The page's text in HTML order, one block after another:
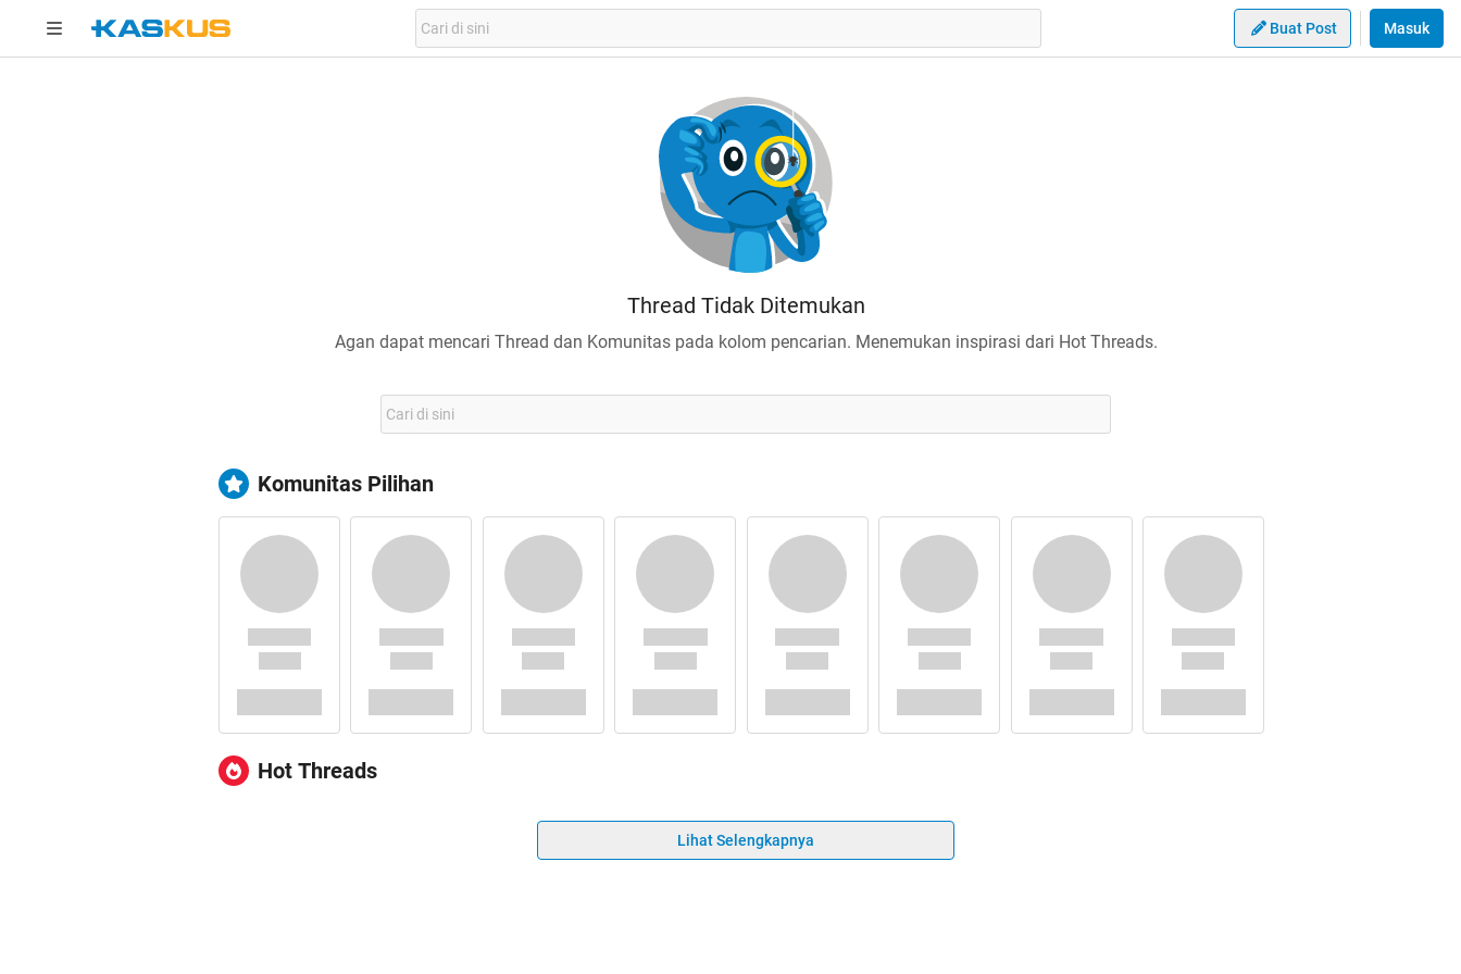
Buat Post Masuk
Thread Tidak Ditemukan
Agan dapat mencari Thread dan Komunitas pada kolom pencarian. Menemukan inspirasi dari Hot Threads.
Komunitas Pilihan
Hot Threads
Lihat Selengkapnya